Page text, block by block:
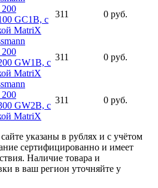
200
GC1B, с
MatriX
311 0 руб.
200
GW1B, с
MatriX
311 0 руб.
200
GW2B, с
MatriX
311 0 руб.
указаны в рублях и с учётом
сертифицированно и имеет
Наличие товара и
в ваш регион уточняйте у